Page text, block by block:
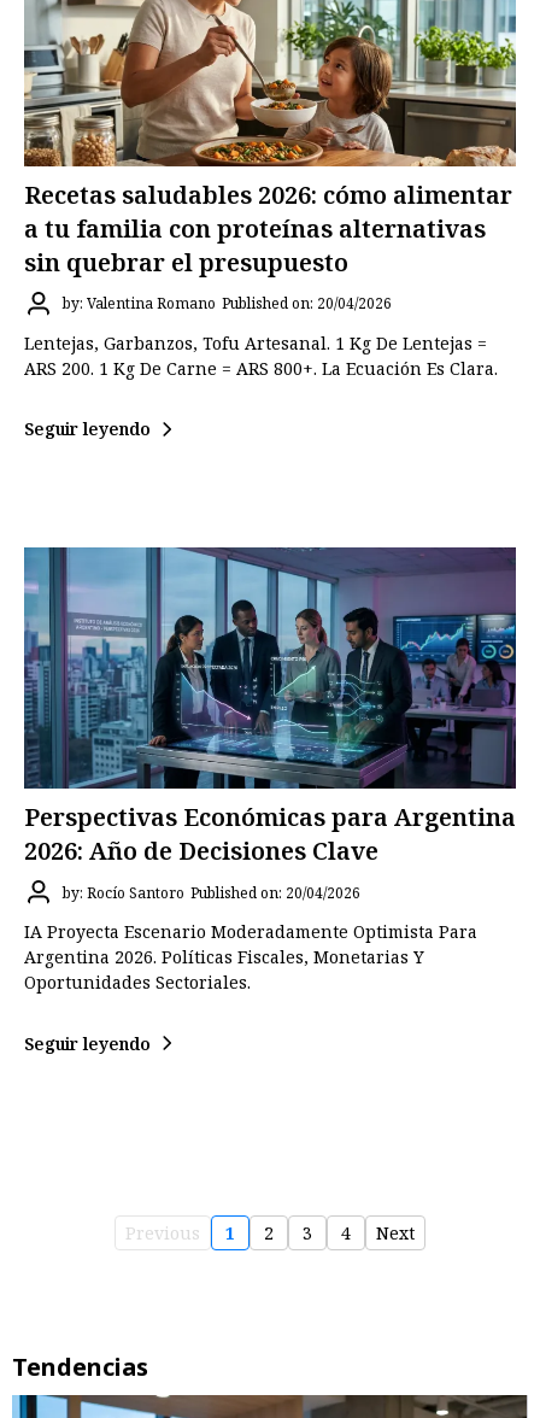
Recetas saludables 2026: cómo alimentar
a tu familia con proteínas alternativas
sin quebrar el presupuesto
by: Valentina Romano Published on: 20/04/2026
Lentejas, Garbanzos, Tofu Artesanal. 1 Kg De Lentejas =
ARS 200. 1 Kg De Carne = ARS 800+. La Ecuación Es Clara.
Seguir leyendo
Perspectivas Económicas para Argentina
2026: Año de Decisiones Clave
by: Rocío Santoro Published on: 20/04/2026
IA Proyecta Escenario Moderadamente Optimista Para
Argentina 2026. Políticas Fiscales, Monetarias Y
Oportunidades Sectoriales.
Seguir leyendo
Previous 1 2 3 4 Next
Tendencias